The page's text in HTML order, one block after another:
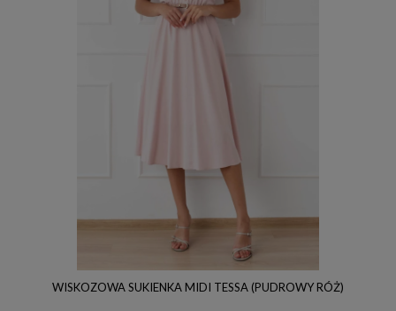
WISKOZOWA SUKIENKA MIDI TESSA (PUDROWY RÓŻ)